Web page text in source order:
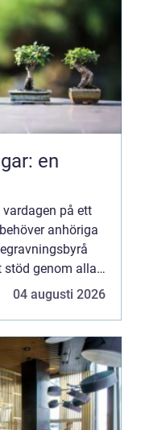
en
på ett
anhöriga
stöd genom alla
också som en
04 augusti 2026